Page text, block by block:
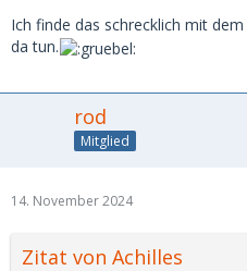
Ich finde das schrecklich mit
da tun.
rod
Mitglied
14. November 2024
Zitat von Achilles